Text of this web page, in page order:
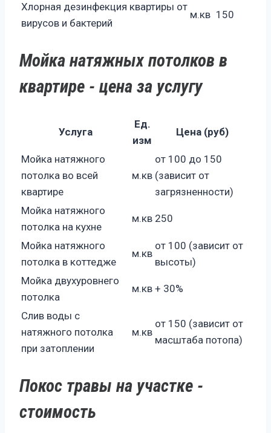
Хлорная дезинфекция квартиры от
вирусов и бактерий
м.кв 150
Мойка натяжных потолков в
квартире - цена за услугу
Услуга
Ед.
изм
Цена (руб)
Мойка натяжного
потолка во всей
квартире
м.кв
от 100 до 150
(зависит от
загрязненности)
Мойка натяжного
потолка на кухне
м.кв 250
Мойка натяжного
потолка в коттедже
м.кв
от 100 (зависит от
высоты)
Мойка двухуровнего
потолка
м.кв + 30%
Слив воды с
натяжного потолка
при затоплении
м.кв
от 150 (зависит от
масштаба потопа)
Покос травы на участке -
стоимость